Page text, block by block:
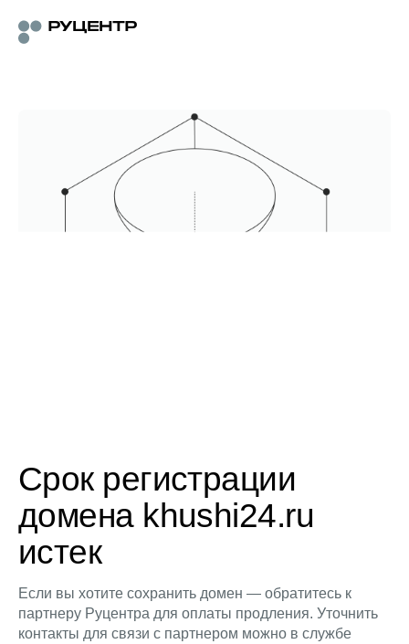
Срок регистрации
домена khushi24.ru
истек
Если вы хотите сохранить домен — обратитесь к
партнеру Руцентра для оплаты продления. Уточнить
контакты для связи с партнером можно в службе